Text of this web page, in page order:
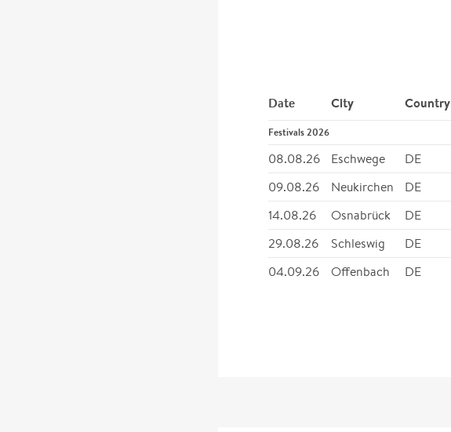
Date City Country
Festivals 2026
08.08.26 Eschwege DE
09.08.26
Neukirchen DE
14.08.26
Osnabrück DE
29.08.26
Schleswig DE
04.09.26
Offenbach DE